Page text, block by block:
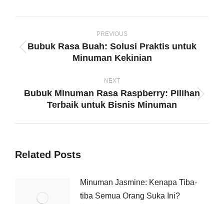
navigation
PREVIOUS
Previous
Bubuk Rasa Buah: Solusi Praktis untuk
Minuman Kekinian
NEXT
Next
Bubuk Minuman Rasa Raspberry: Pilihan
Terbaik untuk Bisnis Minuman
Related Posts
Minuman Jasmine: Kenapa Tiba-
tiba Semua Orang Suka Ini?